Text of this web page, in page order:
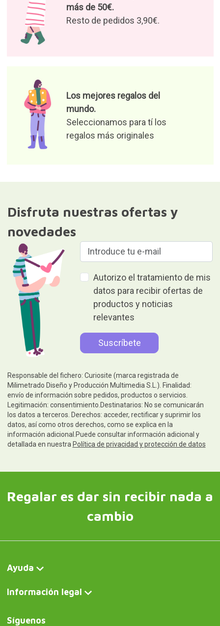
más de 50€.
Resto de pedidos 3,90€.
Los mejores regalos del
mundo.
Seleccionamos para tí los
regalos más originales
Disfruta nuestras ofertas y
novedades
Autorizo el tratamiento de mis
datos para recibir ofertas de
productos y noticias
relevantes
Responsable del fichero: Curiosite (marca registrada de
Milimetrado Diseño y Producción Multimedia S.L.). Finalidad:
envío de información sobre pedidos, productos o servicios.
Legitimación: consentimiento.Destinatarios: No se comunicarán
los datos a terceros. Derechos: acceder, rectificar y suprimir los
datos, así como otros derechos, como se explica en la
información adicional.Puede consultar información adicional y
detallada en nuestra Política de privacidad y protección de datos
Regalar es dar sin recibir nada a
cambio
Ayuda
Información legal
Síguenos